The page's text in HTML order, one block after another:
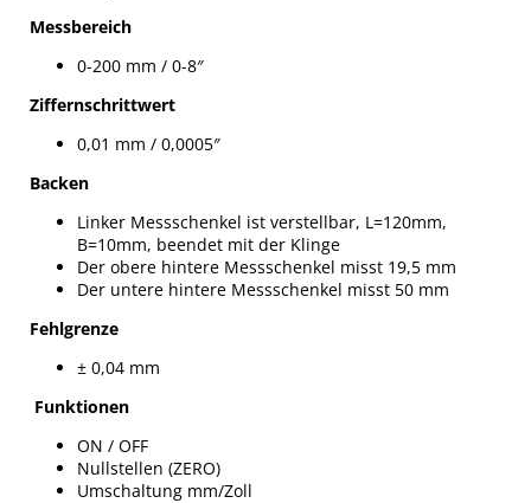
Messbereich
0-200 mm / 0-8″
Ziffernschrittwert
0,01 mm / 0,0005″
Backen
Linker Messschenkel ist verstellbar, L=120mm,
B=10mm, beendet mit der Klinge
Der obere hintere Messschenkel misst 19,5 mm
Der untere hintere Messschenkel misst 50 mm
Fehlgrenze
± 0,04 mm
Funktionen
ON / OFF
Nullstellen (ZERO)
Umschaltung mm/Zoll